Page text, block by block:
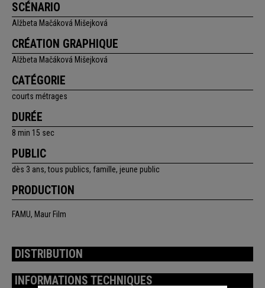
SCÉNARIO
Alžbeta Mačáková Mišejková
CRÉATION GRAPHIQUE
Alžbeta Mačáková Mišejková
CATÉGORIE
courts métrages
DURÉE
8 min 15 sec
PUBLIC
dès 3 ans, tous publics, famille, jeune public
PRODUCTION
FAMU, Maur Film
DISTRIBUTION
INFORMATIONS TECHNIQUES